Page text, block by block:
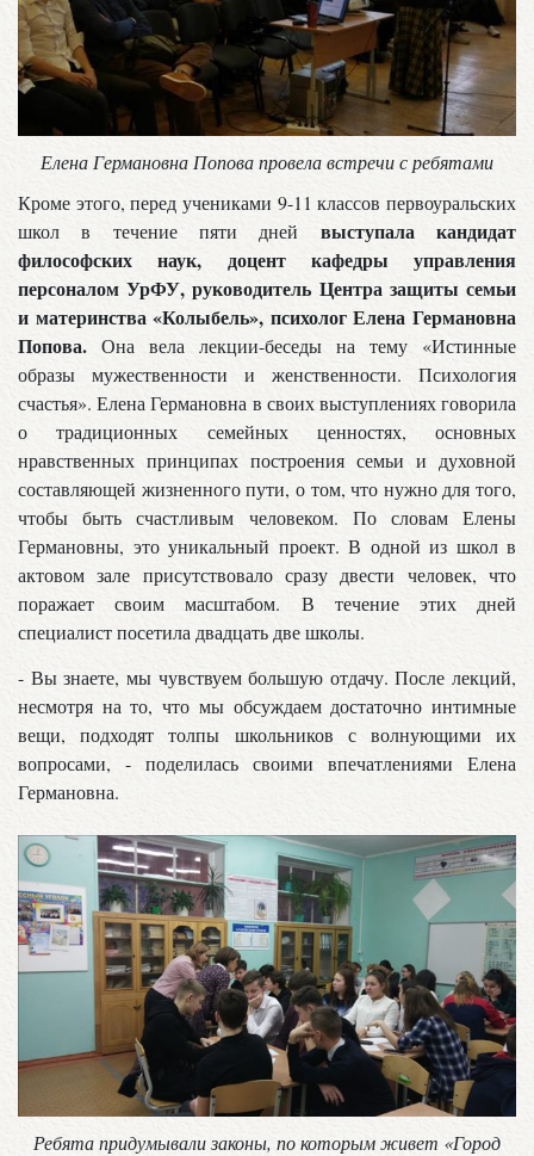
Елена Германовна Попова провела встречи с ребятами
Кроме этого, перед учениками 9-11 классов первоуральских
школ в течение пяти дней выступала кандидат
философских наук, доцент кафедры управления
персоналом УрФУ, руководитель Центра защиты семьи
и материнства «Колыбель», психолог Елена Германовна
Попова. Она вела лекции-беседы на тему «Истинные
образы мужественности и женственности. Психология
счастья». Елена Германовна в своих выступлениях говорила
о традиционных семейных ценностях, основных
нравственных принципах построения семьи и духовной
составляющей жизненного пути, о том, что нужно для того,
чтобы быть счастливым человеком. По словам Елены
Германовны, это уникальный проект. В одной из школ в
актовом зале присутствовало сразу двести человек, что
поражает своим масштабом. В течение этих дней
специалист посетила двадцать две школы.
- Вы знаете, мы чувствуем большую отдачу. После лекций,
несмотря на то, что мы обсуждаем достаточно интимные
вещи, подходят толпы школьников с волнующими их
вопросами, - поделилась своими впечатлениями Елена
Германовна.
Ребята придумывали законы, по которым живет «Город